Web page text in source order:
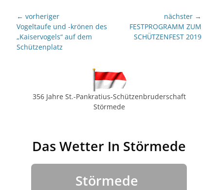
Beitragsnavigation
← vorheriger
Vorheriger
Beitrag:
Vogeltaufe und -krönen des
„Kaiservogels“ auf dem
Schützenplatz
nächster →
nächsterFESTPROGRAMM ZUM
SCHÜTZENFEST 2019
356 Jahre St.-Pankratius-Schützenbruderschaft
Störmede
Das Wetter In Störmede
Störmede